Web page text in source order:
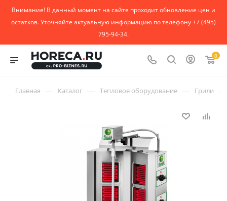
Внимание! В данный момент на сайте проходит обновление цен и
остатков. Уточняйте актуальную информацию по телефону +7 (495)
795-94-34.
0
Главная — Каталог — Тепловое оборудование — Грили —